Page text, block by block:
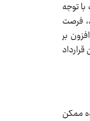
توجه
فرصت
بر
ممکن